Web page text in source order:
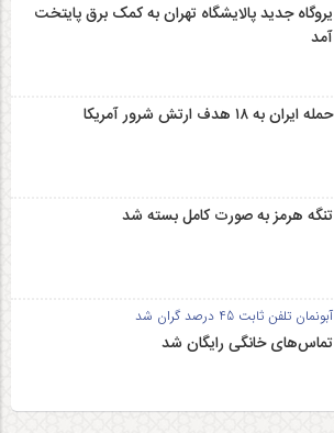
یروگاه جدید پالایشگاه تهران به کمک برق پایتخت
آمد
حمله ایران به ۱۸ هدف ارتش شرور آمریکا
تنگه هرمز به صورت کامل بسته شد
آبونمان تلفن ثابت 45 درصد گران شد
تماس‌های خانگی رایگان شد